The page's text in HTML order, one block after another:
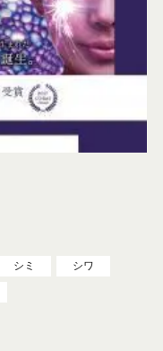
シミ シワ